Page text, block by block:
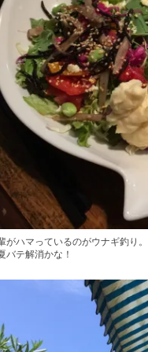
がハマっているのがウナギ釣り
バテ解消かな！